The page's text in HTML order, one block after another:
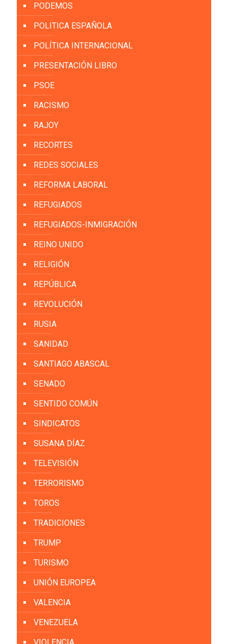
PODEMOS
POLITICA ESPAÑOLA
POLÍTICA INTERNACIONAL
PRESENTACIÓN LIBRO
PSOE
RACISMO
RAJOY
RECORTES
REDES SOCIALES
REFORMA LABORAL
REFUGIADOS
REFUGIADOS-INMIGRACIÓN
REINO UNIDO
RELIGIÓN
REPÚBLICA
REVOLUCIÓN
RUSIA
SANIDAD
SANTIAGO ABASCAL
SENADO
SENTIDO COMÚN
SINDICATOS
SUSANA DÍAZ
TELEVISIÓN
TERRORISMO
TOROS
TRADICIONES
TRUMP
TURISMO
UNIÓN EUROPEA
VALENCIA
VENEZUELA